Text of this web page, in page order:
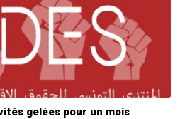
gelées pour un mois